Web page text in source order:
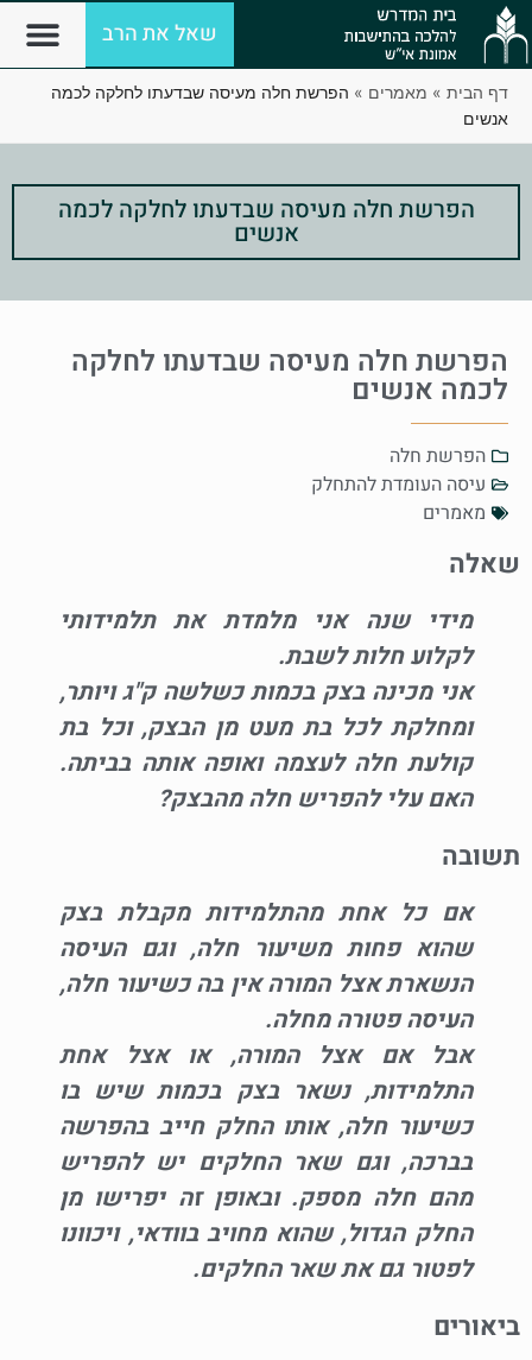
שאל את הרב
דף הבית » מאמרים » הפרשת חלה מעיסה שבדעתו לחלקה לכמה
אנשים
הפרשת חלה מעיסה שבדעתו לחלקה לכמה
אנשים
הפרשת חלה מעיסה שבדעתו לחלקה
לכמה אנשים
הפרשת חלה
עיסה העומדת להתחלק
מאמרים
שאלה
מידי שנה אני מלמדת את תלמידותי
לקלוע חלות לשבת.
אני מכינה בצק בכמות כשלשה ק"ג ויותר,
ומחלקת לכל בת מעט מן הבצק, וכל בת
קולעת חלה לעצמה ואופה אותה בביתה.
האם עלי להפריש חלה מהבצק?
תשובה
אם כל אחת מהתלמידות מקבלת בצק
שהוא פחות משיעור חלה, וגם העיסה
הנשארת אצל המורה אין בה כשיעור חלה,
העיסה פטורה מחלה.
אבל אם אצל המורה, או אצל אחת
התלמידות, נשאר בצק בכמות שיש בו
כשיעור חלה, אותו החלק חייב בהפרשה
בברכה, וגם שאר החלקים יש להפריש
מהם חלה מספק. ובאופן זה יפרישו מן
החלק הגדול, שהוא מחויב בוודאי, ויכוונו
לפטור גם את שאר החלקים.
ביאורים